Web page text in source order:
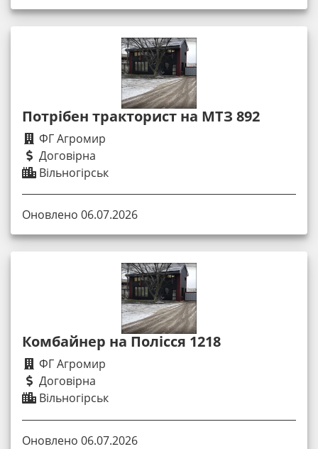
Потрібен тракторист на МТЗ 892
ФГ Агромир
Договірна
Вільногірськ
Оновлено 06.07.2026
Комбайнер на Полісся 1218
ФГ Агромир
Договірна
Вільногірськ
Оновлено 06.07.2026